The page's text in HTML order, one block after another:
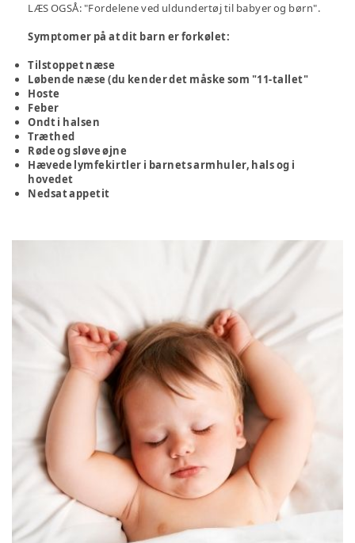
LÆS OGSÅ: "Fordelene ved uldundertøj til babyer og børn".
Symptomer på at dit barn er forkølet:
Tilstoppet næse
Løbende næse (du kender det måske som "11-tallet"
Hoste
Feber
Ondt i halsen
Træthed
Røde og sløve øjne
Hævede lymfekirtler i barnets armhuler, hals og i
hovedet
Nedsat appetit